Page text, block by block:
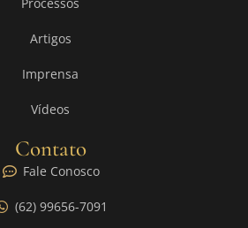
Artigos
Imprensa
Vídeos
Contato
Fale Conosco
(62) 99656-7091